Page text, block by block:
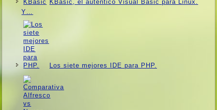
KBasic, el auténtico Visual Basic para Linux.
Y…
Los siete mejores IDE para PHP.